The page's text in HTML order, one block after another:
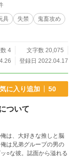
具 失禁
鬼畜攻め
4
文字数 20,075
登録日 2022.04.17
に入り追加 50
ついて
は、大好きな推しと脳
は兄弟グループの男の
○な彼。誌面から溢れる